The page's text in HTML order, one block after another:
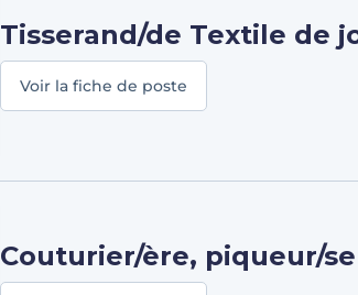
Tisserand/de Textile de
Voir la fiche de poste
Couturier/ère, piqueur/